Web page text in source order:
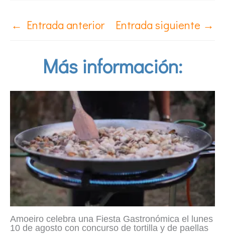
← Entrada anterior Entrada siguiente →
Más información:
Amoeiro celebra una Fiesta Gastronómica el lunes
10 de agosto con concurso de tortilla y de paellas